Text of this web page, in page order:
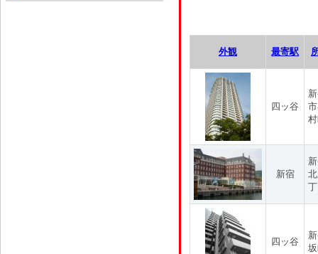
外観 最寄駅
四ッ谷
新宿
四ッ谷